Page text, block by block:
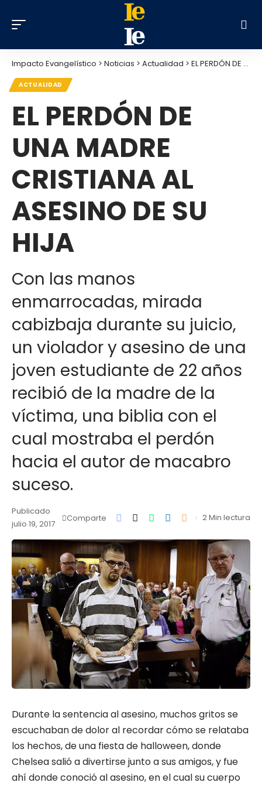
Impacto Evangelístico > Noticias > Actualidad > EL PERDÓN DE UNA MADRE CRISTIANA AL ASESINO DE SU HIJA
ACTUALIDAD
EL PERDÓN DE
UNA MADRE
CRISTIANA AL
ASESINO DE SU
HIJA
Con las manos
enmarrocadas, mirada
cabizbaja durante su juicio,
un violador y asesino de una
joven estudiante de 22 años
recibió de la madre de la
víctima, una biblia con el
cual mostraba el perdón
hacia el autor de macabro
suceso.
Publicado
julio 19, 2017
Comparte 2 Min lectura
Durante la sentencia al asesino, muchos gritos se
escuchaban de dolor al recordar cómo se relataba
los hechos, de una fiesta de halloween, donde
Chelsea salió a divertirse junto a sus amigos, y fue
ahí donde conoció al asesino, en el cual su cuerpo